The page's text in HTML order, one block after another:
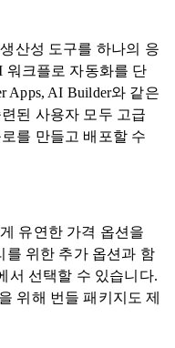
산성 도구를 하나의 응
워크플로 자동화를 단
Apps, AI Builder와 같은
된 사용자 모두 고급
를 만들고 배포할 수
유연한 가격 옵션을
를 위한 추가 옵션과 함
서 선택할 수 있습니다.
위해 번들 패키지도 제